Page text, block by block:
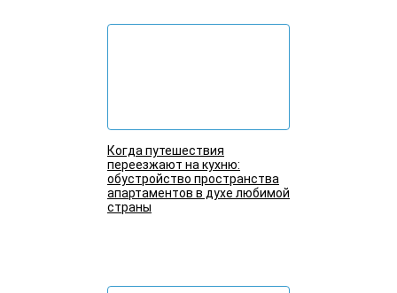
Когда путешествия
переезжают на кухню:
обустройство пространства
апартаментов в духе любимой
страны